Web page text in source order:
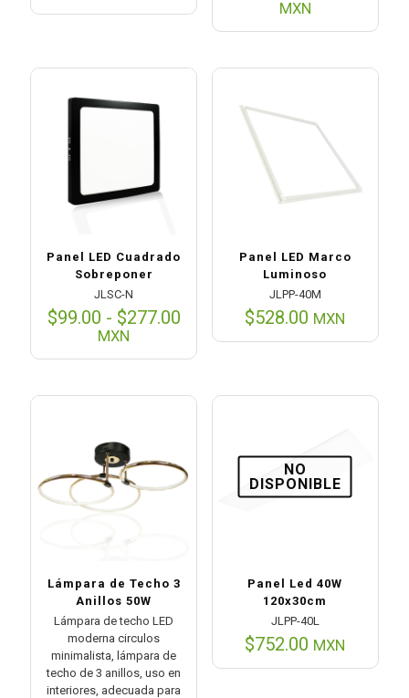
precios:
desde
$139.00 hasta
MXN
Panel LED Cuadrado
Sobreponer
JLSC-N
$99.00 - $277.00Rango
precios:
hasta
MXN
Panel LED Marco
Luminoso
JLPP-40M
$528.00 MXN
Lámpara de Techo 3
Anillos 50W
Lámpara de techo LED
moderna circulos
minimalista, lámpara de
techo de 3 anillos, uso en
interiores, adecuada para
NO
DISPONIBLE
Panel Led 40W
120x30cm
JLPP-40L
$752.00 MXN